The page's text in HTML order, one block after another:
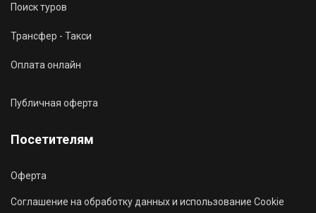
Поиск туров
Трансфер - Такси
Оплата онлайн
Публичная оферта
Посетителям
Оферта
Соглашение на обработку данных и использование Cookie